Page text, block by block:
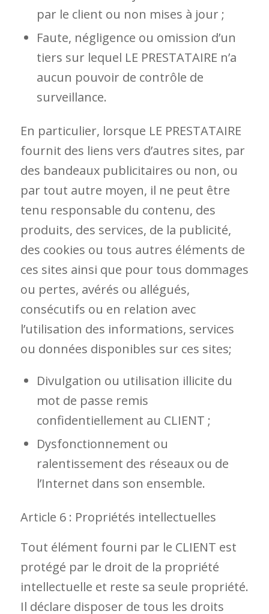
par le client ou non mises à jour ;
Faute, négligence ou omission d’un
tiers sur lequel LE PRESTATAIRE n’a
aucun pouvoir de contrôle de
surveillance.
En particulier, lorsque LE PRESTATAIRE
fournit des liens vers d’autres sites, par
des bandeaux publicitaires ou non, ou
par tout autre moyen, il ne peut être
tenu responsable du contenu, des
produits, des services, de la publicité,
des cookies ou tous autres éléments de
ces sites ainsi que pour tous dommages
ou pertes, avérés ou allégués,
consécutifs ou en relation avec
l’utilisation des informations, services
ou données disponibles sur ces sites;
Divulgation ou utilisation illicite du
mot de passe remis
confidentiellement au CLIENT ;
Dysfonctionnement ou
ralentissement des réseaux ou de
l’Internet dans son ensemble.
Article 6 : Propriétés intellectuelles
Tout élément fourni par le CLIENT est
protégé par le droit de la propriété
intellectuelle et reste sa seule propriété.
Il déclare disposer de tous les droits